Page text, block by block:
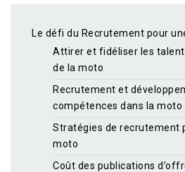
Le défi du Recrutement pour
Attirer et fidéliser les
de la moto
Recrutement et
compétences dans la moto
Stratégies de recrutement
moto
Coût des publications